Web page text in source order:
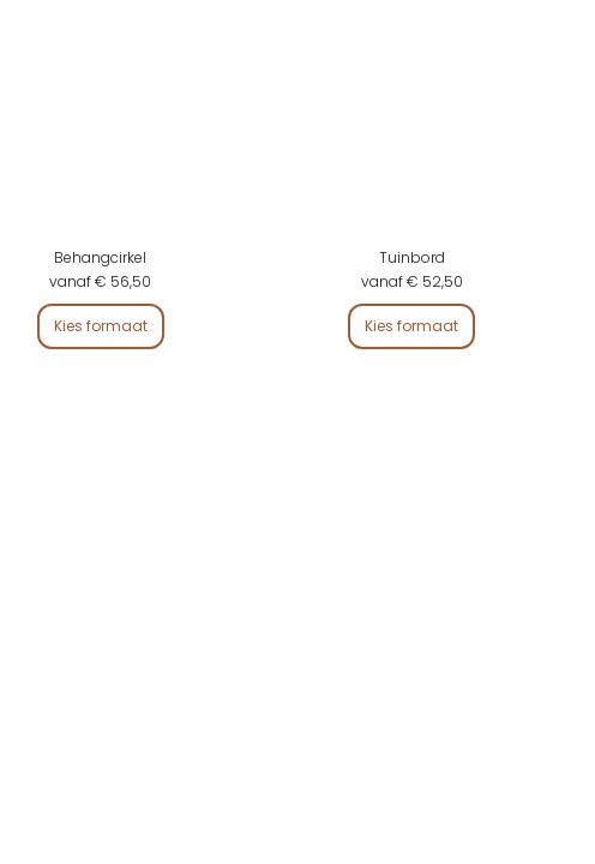
Behangcirkel
vanaf € 56,50
Kies formaat
Tuinbord
vanaf € 52,50
Kies formaat